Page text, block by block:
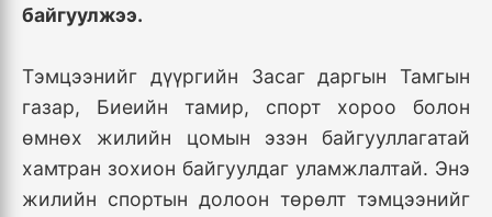
байгуулжээ.
Тэмцээнийг дүүргийн Засаг даргын Тамгын
газар, Биеийн тамир, спорт хороо болон
өмнөх жилийн цомын эзэн байгууллагатай
хамтран зохион байгуулдаг уламжлалтай. Энэ
жилийн спортын долоон төрөлт тэмцээнийг